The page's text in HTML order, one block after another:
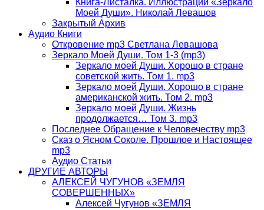
Книга-Листалка. Иллюстрации «Зеркало
Моей Души». Николай Левашов
Закрытый Архив
Аудио Книги
Откровение mp3 Светлана Левашова
Зеркало Моей Души. Том 1-3 (mp3)
Зеркало моей Души. Хорошо в стране
советской жить. Том 1. mp3
Зеркало моей Души. Хорошо в стране
американской жить. Том 2. mp3
Зеркало моей Души. Жизнь
продолжается… Том 3. mp3
Последнее Обращение к Человечеству mp3
Сказ о Ясном Соколе. Прошлое и Настоящее
mp3
Аудио Статьи
ДРУГИЕ АВТОРЫ
АЛЕКСЕЙ ЧУГУНОВ «ЗЕМЛЯ
СОВЕРШЕННЫХ»
Алексей Чугунов «ЗЕМЛЯ